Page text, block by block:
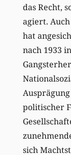
das Recht,
agiert.
hat
nach 1933
politischer
sich